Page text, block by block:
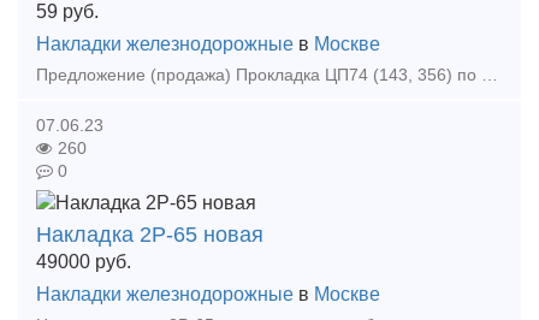
59 руб.
Накладки железнодорожные в Москве
Предложение (продажа) Прокладка ЦП74 (143, 356) по 27 руб. в наличии Прокладка ЦП143 (356, 74) по 27 руб. в наличии Прокладка ЦП204 арс М-АРС ПД по
07.06.23
260
0
Накладка 2Р-65 новая
49000 руб.
Накладки железнодорожные в Москве